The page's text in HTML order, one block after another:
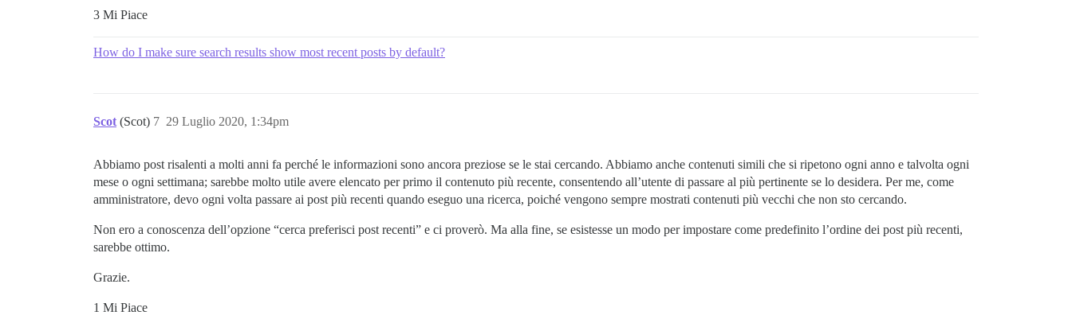
3 Mi Piace
How do I make sure search results show most recent posts by default?
Scot (Scot) 29 Luglio 2020, 1:34pm
7
Abbiamo post risalenti a molti anni fa perché le informazioni sono ancora preziose se le stai cercando. Abbiamo anche contenuti simili che si ripetono ogni anno e talvolta ogni
mese o ogni settimana; sarebbe molto utile avere elencato per primo il contenuto più recente, consentendo all’utente di passare al più pertinente se lo desidera. Per me, come
amministratore, devo ogni volta passare ai post più recenti quando eseguo una ricerca, poiché vengono sempre mostrati contenuti più vecchi che non sto cercando.
Non ero a conoscenza dell’opzione “cerca preferisci post recenti” e ci proverò. Ma alla fine, se esistesse un modo per impostare come predefinito l’ordine dei post più recenti,
sarebbe ottimo.
Grazie.
1 Mi Piace